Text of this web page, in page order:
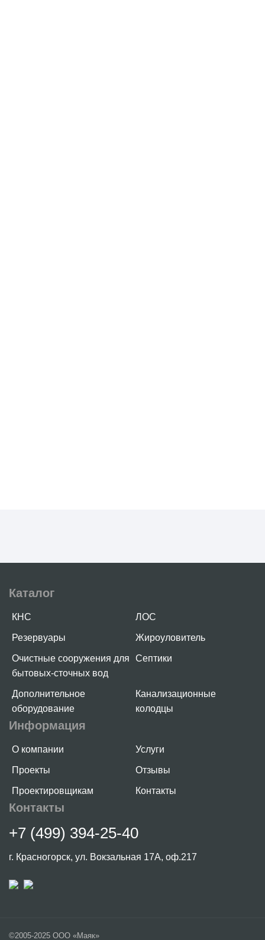
Каталог
КНС ЛОС
Резервуары Жироуловитель
Очистные сооружения для
бытовых-сточных вод
Септики
Дополнительное
оборудование
Канализационные
колодцы
Информация
О компании Услуги
Проекты Отзывы
Проектировщикам Контакты
Контакты
+7 (499) 394-25-40
г. Красногорск, ул. Вокзальная 17А, оф.217
©2005-2025 ООО «Маяк»